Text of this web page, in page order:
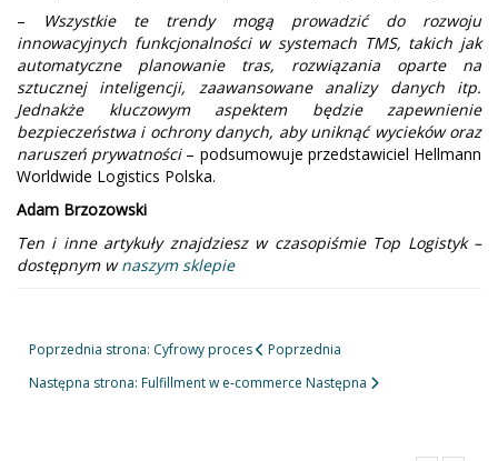
–
Wszystkie te trendy mogą prowadzić do rozwoju
innowacyjnych funkcjonalności w systemach TMS, takich jak
automatyczne planowanie tras, rozwiązania oparte na
sztucznej inteligencji, zaawansowane analizy danych itp.
Jednakże kluczowym aspektem będzie zapewnienie
bezpieczeństwa i ochrony danych, aby uniknąć wycieków oraz
naruszeń prywatności– podsumowuje przedstawiciel Hellmann
Worldwide Logistics Polska.
Adam Brzozowski
Ten i inne artykuły znajdziesz w czasopiśmie Top Logistyk –
dostępnym wnaszym sklepie
Poprzednia strona: Cyfrowy proces
Poprzednia
Następna strona: Fulfillment w e-commerce Następna